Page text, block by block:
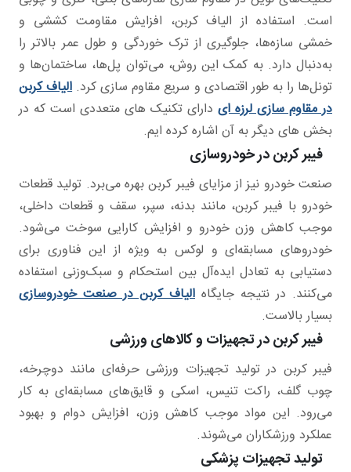
است. استفاده از الیاف کربن، افزایش مقاومت کششی و
خمشی سازه‌ها، جلوگیری از ترک خوردگی و طول عمر بالاتر را
به‌دنبال دارد. به کمک این روش، می‌توان پل‌ها، ساختمان‌ها و
تونل‌ها را به طور اقتصادی و سریع مقاوم سازی کرد.الیاف کربن
در مقاوم سازی لرزه ایدارای تکنیک های متعددی است که در
بخش های دیگر به آن اشاره کرده ایم.
فیبر کربن در خودروسازی
صنعت خودرو نیز از مزایای فیبر کربن بهره می‌برد. تولید قطعات
خودرو با فیبر کربن، مانند بدنه، سپر، سقف و قطعات داخلی،
موجب کاهش وزن خودرو و افزایش کارایی سوخت می‌شود.
خودروهای مسابقه‌ای و لوکس به ویژه از این فناوری برای
دستیابی به تعادل ایده‌آل بین استحکام و سبک‌وزنی استفاده
می‌کنند. در نتیجه جایگاه الیاف کربن در صنعت خودروسازی
بسیار بالاست.
فیبر کربن در تجهیزات و کالاهای ورزشی
فیبر کربن در تولید تجهیزات ورزشی حرفه‌ای مانند دوچرخه،
چوب گلف، راکت تنیس، اسکی و قایق‌های مسابقه‌ای به کار
می‌رود. این مواد موجب کاهش وزن، افزایش دوام و بهبود
عملکرد ورزشکاران می‌شوند.
تولید تجهیزات پزشکی